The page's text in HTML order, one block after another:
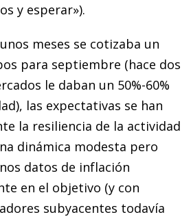
y esperar»).
meses se cotizaba un
para septiembre (hace dos
le daban un 50%-60%
las expectativas se han
la resiliencia de la actividad
dinámica modesta pero
datos de inflación
en el objetivo (y con
subyacentes todavía